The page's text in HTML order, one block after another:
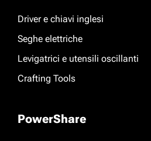
Driver e chiavi inglesi
Seghe elettriche
Levigatrici e utensili oscillanti
Crafting Tools
PowerShare